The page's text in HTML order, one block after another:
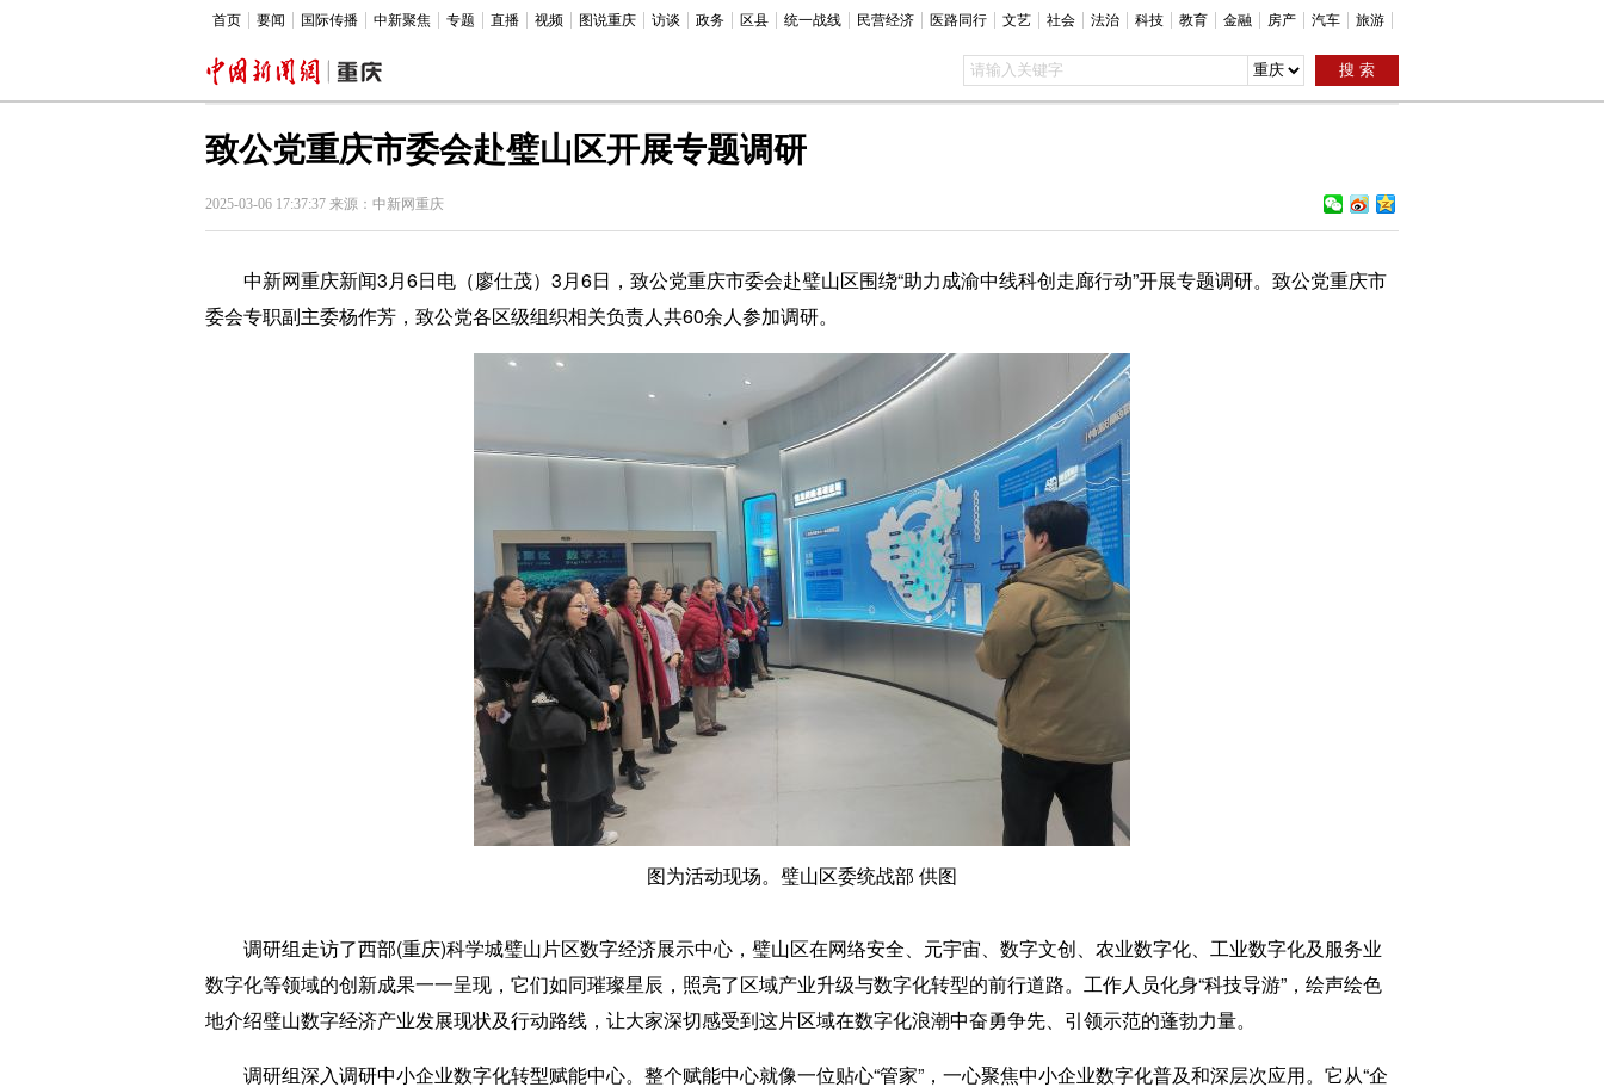
首页 要闻 国际传播 中新聚焦 专题 直播 视频 图说重庆 访谈 政务 区县 统一战线 民营经济 医路同行 文艺 社会 法治 科技 教育 金融 房产 汽车 旅游
致公党重庆市委会赴璧山区开展专题调研
2025-03-06 17:37:37 来源：中新网重庆
中新网重庆新闻3月6日电（廖仕茂）3月6日，致公党重庆市委会赴璧山区围绕“助力成渝中线科创走廊行动”开展专题调研。致公党重庆市
委会专职副主委杨作芳，致公党各区级组织相关负责人共60余人参加调研。‌
图为活动现场。璧山区委统战部 供图
调研组走访了西部(重庆)科学城璧山片区数字经济展示中心，璧山区在网络安全、元宇宙、数字文创、农业数字化、工业数字化及服务业
数字化等领域的创新成果一一呈现，它们如同璀璨星辰，照亮了区域产业升级与数字化转型的前行道路。工作人员化身“科技导游”，绘声绘色
地介绍璧山数字经济产业发展现状及行动路线，让大家深切感受到这片区域在数字化浪潮中奋勇争先、引领示范的蓬勃力量。‌
调研组深入调研中小企业数字化转型赋能中心。整个赋能中心就像一位贴心“管家”，一心聚焦中小企业数字化普及和深层次应用。它从“企